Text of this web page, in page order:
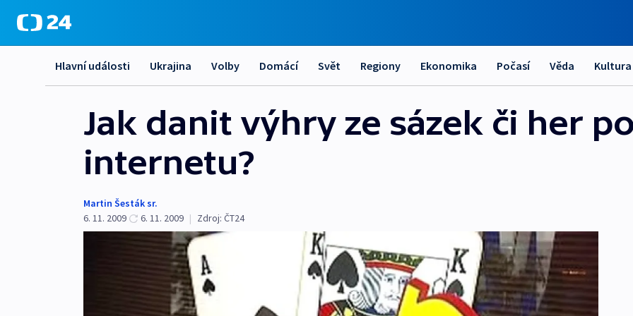
Hlavní události Ukrajina Volby Domácí Svět Regiony Ekonomika Počasí Věda Kultura
Jak danit výhry ze sázek či her
internetu?
Martin Šesták sr.
6. 11. 2009
6. 11. 2009 | Zdroj: ČT24